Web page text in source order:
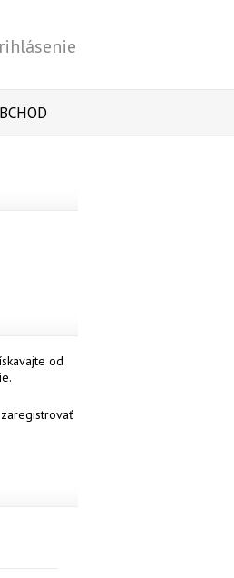
od
zaregistrovať